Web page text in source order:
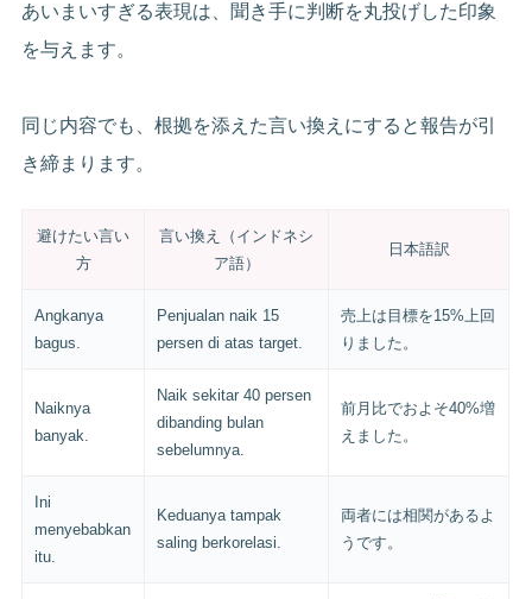
あいまいすぎる表現は、聞き手に判断を丸投げした印象
を与えます。
同じ内容でも、根拠を添えた言い換えにすると報告が引
き締まります。
避けたい言い
方
言い換え（インドネシ
ア語）
日本語訳
Angkanya
bagus.
Penjualan naik 15
persen di atas target.
売上は目標を15%上回
りました。
Naiknya
banyak.
Naik sekitar 40 persen
dibanding bulan
sebelumnya.
前月比でおよそ40%増
えました。
Ini
menyebabkan
itu.
Keduanya tampak
saling berkorelasi.
両者には相関があるよ
うです。